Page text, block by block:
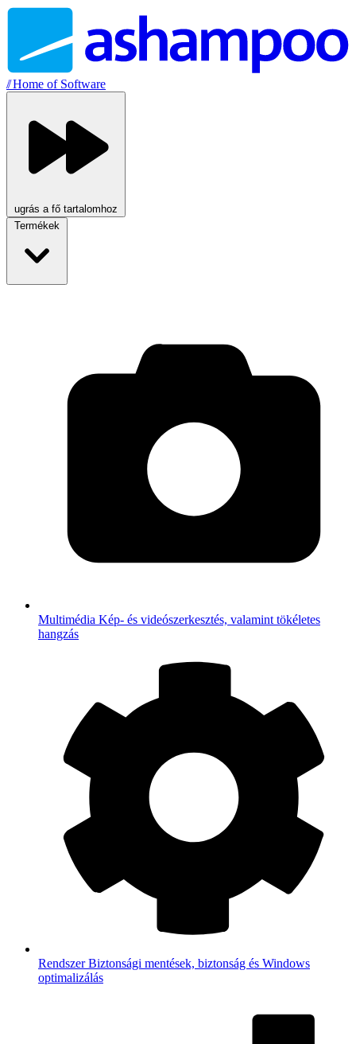
//Home of Software
ugrás a fő tartalomhoz
Termékek
Multimédia Kép- és videószerkesztés, valamint tökéletes
hangzás
RendszerBiztonsági mentések, biztonság és Windows
optimalizálás